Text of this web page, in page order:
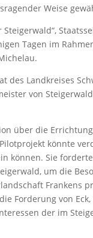
Weise
Tagen im
des Landkreises
von
über die
könnte
können. Sie
um die
Frankens
Forderung von
der im